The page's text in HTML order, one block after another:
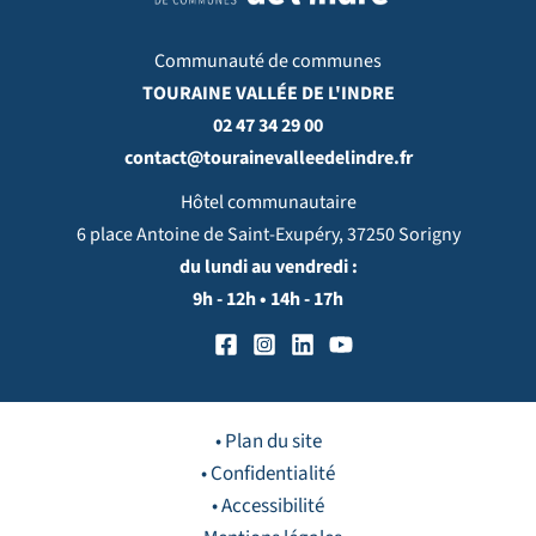
Communauté de communes
TOURAINE VALLÉE DE L'INDRE
02 47 34 29 00
contact@tourainevalleedelindre.fr
Hôtel communautaire
6 place Antoine de Saint-Exupéry, 37250 Sorigny
du lundi au vendredi :
9h - 12h • 14h - 17h
• Plan du site
• Confidentialité
• Accessibilité